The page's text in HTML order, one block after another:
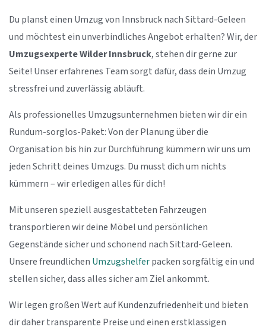
Du planst einen Umzug von Innsbruck nach Sittard-Geleen
und möchtest ein unverbindliches Angebot erhalten? Wir, der
Umzugsexperte Wilder Innsbruck, stehen dir gerne zur
Seite! Unser erfahrenes Team sorgt dafür, dass dein Umzug
stressfrei und zuverlässig abläuft.
Als professionelles Umzugsunternehmen bieten wir dir ein
Rundum-sorglos-Paket: Von der Planung über die
Organisation bis hin zur Durchführung kümmern wir uns um
jeden Schritt deines Umzugs. Du musst dich um nichts
kümmern – wir erledigen alles für dich!
Mit unseren speziell ausgestatteten Fahrzeugen
transportieren wir deine Möbel und persönlichen
Gegenstände sicher und schonend nach Sittard-Geleen.
Unsere freundlichen Umzugshelferpacken sorgfältig ein und
stellen sicher, dass alles sicher am Ziel ankommt.
Wir legen großen Wert auf Kundenzufriedenheit und bieten
dir daher transparente Preise und einen erstklassigen